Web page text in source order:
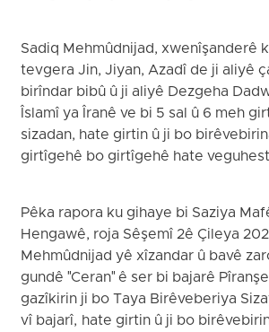
Sadiq Mehmûdnijad, xwenîşanderê
tevgera Jin, Jiyan, Azadî de ji aliyê
birîndar bibû û ji aliyê Dezgeha
Îslamî ya Îranê ve bi 5 sal û 6 meh
sizadan, hate girtin û ji bo
girtîgehê bo girtîgehê hate
Pêka rapora ku gihaye bi Saziya
Hengawê, roja Sêşemî 2ê Çileya
Mehmûdnijad yê xîzandar û bavê
gundê "Ceran" ê ser bi bajarê
gazîkirin ji bo Taya Birêveberiya
vî bajarî, hate girtin û ji bo